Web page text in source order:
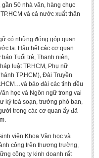
50 nhà văn, hàng chục
và cả nước xuất thân
có những đóng góp quan
ta. Hầu hết các cơ quan
Tuổi trẻ, Thanh niên,
luật TP.HCM, Phụ nữ
TP.HCM), Đài Truyền
báo đài các tỉnh đều
học và Ngôn ngữ trong vai
ký toà soạn, trưởng phó ban,
trong các cơ quan ấy đã
viên Khoa Văn học và
công trên thương trường,
công ty kinh doanh rất